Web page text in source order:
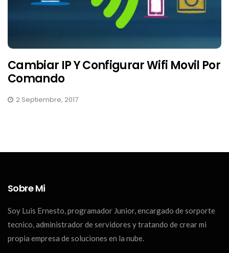
Cambiar IP Y Configurar Wifi Movil Por
Comando
2 Septiembre, 2017
Sobre Mi
Soy Luis Ernesto, programador Junior, encargado de sorporte
tecnico, administrador de servidores y tratando de crear mi
propia empresa de soluciones en la nube.